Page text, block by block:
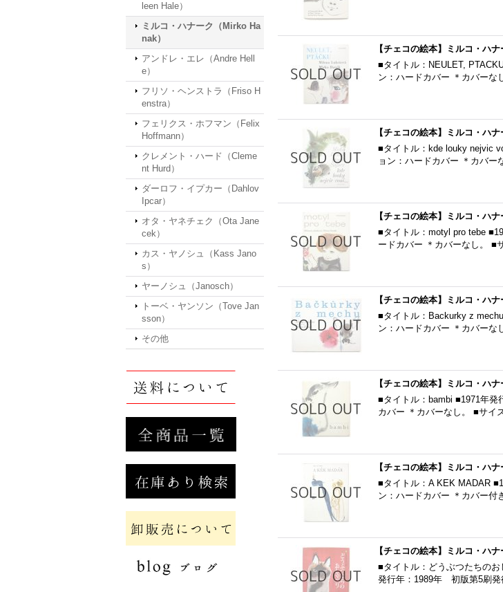
leen Hale）
ミルコ・ハナーク（Mirko Ha
nak）
アンドレ・エレ（Andre Hell
e）
フリソ・ヘンストラ（Friso H
enstra）
フェリクス・ホフマン（Felix
Hoffmann）
クレメント・ハード（Cleme
nt Hurd）
ダーロフ・イプカー（Dahlov
Ipcar）
オタ・ヤネチェク（Ota Jane
cek）
カス・ヤノシュ（Kass Jano
s）
ヤーノシュ（Janosch）
トーベ・ヤンソン（Tove Jan
sson）
その他
【チェコの絵本】ミルコ・ハ
■タイトル：NEULET,
ン：ハードカバー ＊カバー
【チェコの絵本】ミルコ・ハ
■タイトル：kde louky nejvic
ョン：ハードカバー ＊カバ
【チェコの絵本】ミルコ・ハ
■タイトル：motyl pro tebe
ードカバー ＊カバーなし。
【チェコの絵本】ミルコ・ハ
■タイトル：Backurky z
ン：ハードカバー ＊カバー
【チェコの絵本】ミルコ・ハ
■タイトル：bambi ■1971年発
カバー ＊カバーなし。 ■サイ
【チェコの絵本】ミルコ・ハ
■タイトル：A KEK MADAR
ン：ハードカバー ＊カバー
【チェコの絵本】ミルコ・ハ
■タイトル：どうぶつたちの
発行年：1989年 初版第5刷